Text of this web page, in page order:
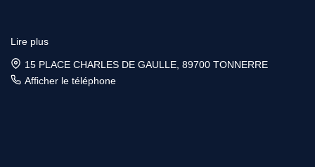
Lire plus
15 PLACE CHARLES DE GAULLE, 89700 TONNERRE
Afficher le téléphone